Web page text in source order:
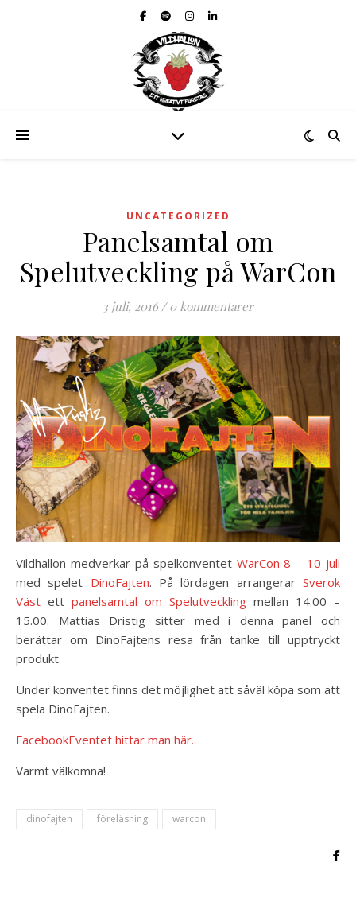
UNCATEGORIZED
Panelsamtal om
Spelutveckling på WarCon
3 juli, 2016 / 0 kommentarer
Vildhallon medverkar på spelkonventet WarCon 8 – 10 juli
med spelet DinoFajten. På lördagen arrangerarSverok
Väst ett panelsamtal om Spelutveckling mellan 14.00 –
15.00. Mattias Dristig sitter med i denna panel och
berättar om DinoFajtens resa från tanke till upptryckt
produkt.
Under konventet finns det möjlighet att såväl köpa som att
spela DinoFajten.
FacebookEventet hittar man här.
Varmt välkomna!
dinofajten föreläsning warcon